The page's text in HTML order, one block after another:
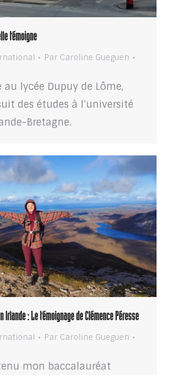
témoigne
Par Caroline Gueguen
au lycée Dupuy de Lôme,
des études à l’université
Bretagne.
Irlande : Le témoignage de Clémence Péresse
Par Caroline Gueguen
mon baccalauréat